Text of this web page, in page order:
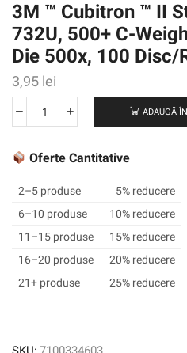
3M ™ Cubitron ™ II
732U, 500+ C-
Die 500x, 100 Disc/
3,95 lei
Cantitate
™
™
Stikit
™
DISC
ROLL
Weight,
ADAUGĂ
Oferte Cantitative
2–5 produse
5% reducere
6–10 produse
10% reducere
11–15 produse
15% reducere
16–20 produse
20% reducere
21+ produse
25% reducere